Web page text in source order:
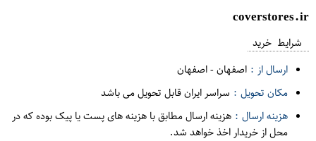
coverstores.ir
شرایط خرید
ارسال از : اصفهان-اصفهان
مکان تحویل : سراسر ایران قابل تحویل می باشد
هزینه ارسال : هزینه ارسال مطابق با هزینه های پست یا پیک بوده که در
محل از خریدار اخذ خواهد شد.